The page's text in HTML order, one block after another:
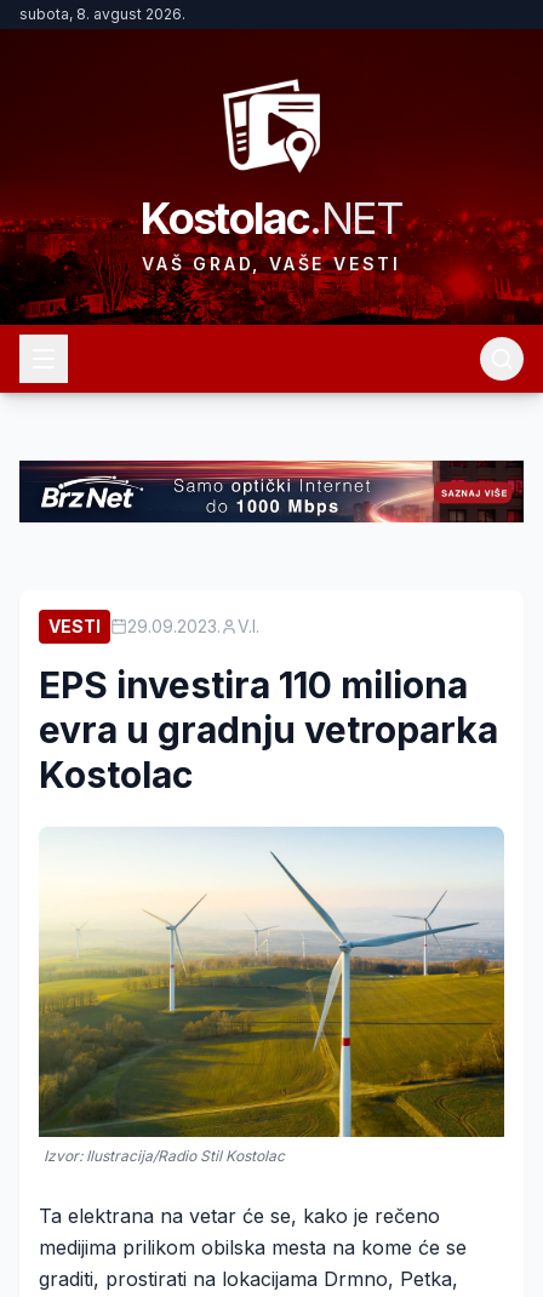
subota, 8. avgust 2026.
Kostolac.NET
VAŠ GRAD, VAŠE VESTI
VESTI 29.09.2023. V.I.
EPS investira 110 miliona
evra u gradnju vetroparka
Kostolac
Izvor: Ilustracija/Radio Stil Kostolac
Ta elektrana na vetar će se, kako je rečeno
medijima prilikom obilska mesta na kome će se
graditi, prostirati na lokacijama Drmno, Petka,